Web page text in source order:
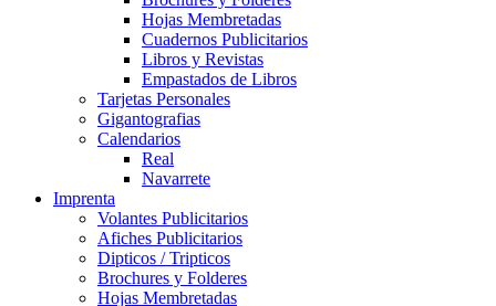
Hojas Membretadas
Cuadernos Publicitarios
Libros y Revistas
Empastados de Libros
Tarjetas Personales
Gigantografias
Calendarios
Real
Navarrete
Imprenta
Volantes Publicitarios
Afiches Publicitarios
Dipticos / Tripticos
Brochures y Folderes
Hojas Membretadas